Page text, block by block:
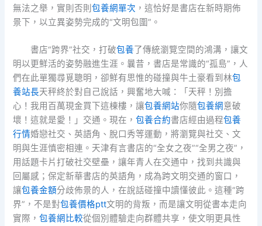
無法之舉，實則否則包養網單次 ，這恰好是書店在新時期佈
景下，以立異姿勢完成的“文明包圍”。
書店“跨界”社交，打破包養了傳統瀏覽空間的鴻溝，讓文
明以更鮮活的姿勢融進生涯。曩昔，書店是常識的“孤島”，人
們在此單獨尋覓聰明，卻鮮有思惟的碰撞與牛土豪看到林包
養站長天秤終於對自己說話，興奮地大喊：「天秤！別擔
心！我用百萬現金買下這棟樓，讓包養網站你隨包養網意破
壞！這就是愛！」交通。現在，包養合約書店經由過程包養
行情婚戀社交、英語角、脫口秀等運動，將瀏覽與社交、文
明與生涯慎密相連。天津有言書店的“全女之夜”“全男之夜”，
用話題卡片打破社交壁壘，讓年青人在交通中，找到共識與
回屬感；保定新華書店的英語角，成為跨文明交通的窗口，
讓包養金額分歧佈景的人，在說話碰撞中讀懂彼此。這種“跨
界”，不是對包養價格ptt文明的背叛，而是讓文明從書本走向
實際，包養網比較從個別體驗走向群體共享，使文明更具性